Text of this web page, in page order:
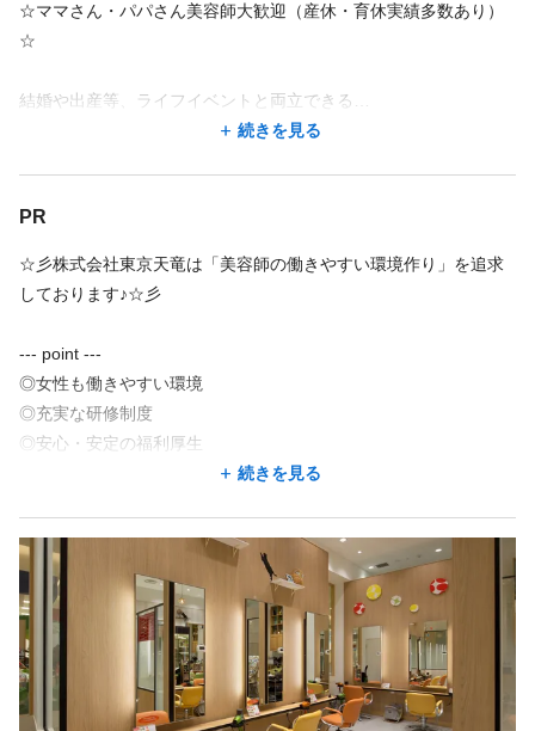
美容室イレブンカット ベニバナウォーク桶川店
あります。
美容室イレブンカット フォルテ蘇我店 蘇我駅 徒歩5分
美容室イレブンカット 丸井大宮店 大宮駅 徒歩5分
美容室イレブンカット モラージュ菖蒲店 鷲宮駅
続きを見る
☆ママさん・パパさん美容師大歓迎（産休・育休実績多数あり）
☆
結婚や出産等、ライフイベントと両立できる…
長く安心して働ける環境でサロンワーク♪
続きを見る
PR
☆彡株式会社東京天竜は「美容師の働きやすい環境作り」を追求
しております♪☆彡
--- point ---
◎女性も働きやすい環境
◎充実な研修制度
◎安心・安定の福利厚生
♦女性も働きやすい環境
女性社員の割合は半分以上‼
その為、女性も長く働ける職場を実現させるために、
制度を整えています♪
a） 育休中は社会保険の個人負担が免除
b） 復帰後も勤務時間を短縮して働ける
続きを見る